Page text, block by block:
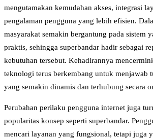
mengutamakan kemudahan akses, integrasi
pengalaman pengguna yang lebih efisien.
masyarakat semakin bergantung pada sistem
praktis, sehingga superbandar hadir sebagai
kebutuhan tersebut. Kehadirannya
teknologi terus berkembang untuk menjawab
yang semakin dinamis dan terhubung secara
Perubahan perilaku pengguna internet juga
popularitas konsep seperti superbandar.
mencari layanan yang fungsional, tetapi juga